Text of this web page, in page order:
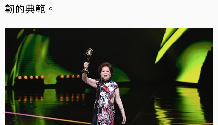
韌的典範。